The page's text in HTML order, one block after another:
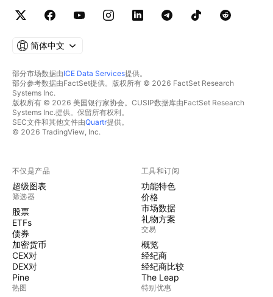
简体中文
部分市场数据由ICE Data Services提供。
部分参考数据由FactSet提供。版权所有 © 2026 FactSet Research
Systems Inc.
版权所有 © 2026 美国银行家协会。CUSIP数据库由FactSet Research
Systems Inc.提供。保留所有权利。
SEC文件和其他文件由Quartr提供。
© 2026 TradingView, Inc.
不仅是产品
超级图表
筛选器
股票
ETFs
债券
加密货币
CEX对
DEX对
Pine
热图
工具和订阅
功能特色
价格
市场数据
礼物方案
交易
概览
经纪商
经纪商比较
The Leap
特别优惠